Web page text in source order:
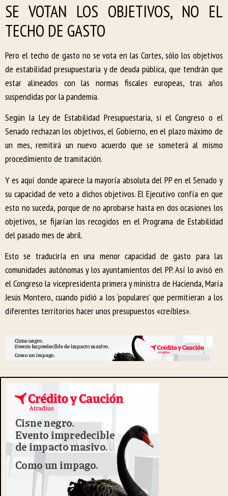
SE VOTAN LOS OBJETIVOS, NO EL
TECHO DE GASTO
Pero el techo de gasto no se vota en las Cortes, sólo los objetivos
de estabilidad presupuestaria y de deuda pública, que tendrán que
estar alineados con las normas fiscales europeas, tras años
suspendidas por la pandemia.
Según la Ley de Estabilidad Presupuestaria, si el Congreso o el
Senado rechazan los objetivos, el Gobierno, en el plazo máximo de
un mes, remitirá un nuevo acuerdo que se someterá al mismo
procedimiento de tramitación.
Y es aquí donde aparece la mayoría absoluta del PP en el Senado y
su capacidad de veto a dichos objetivos. El Ejecutivo confía en que
esto no suceda, porque de no aprobarse hasta en dos ocasiones los
objetivos, se fijarían los recogidos en el Programa de Estabilidad
del pasado mes de abril.
Esto se traduciría en una menor capacidad de gasto para las
comunidades autónomas y los ayuntamientos del PP. Así lo avisó en
el Congreso la vicepresidenta primera y ministra de Hacienda, María
Jesús Montero, cuando pidió a los ‘populares’ que permitieran a los
diferentes territorios hacer unos presupuestos «creíbles».